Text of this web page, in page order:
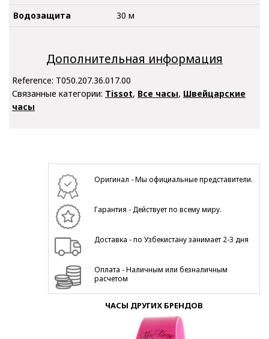
Водозащита
30 м
Дополнительная информация
Reference: T050.207.36.017.00
Связанные категории: Tissot, Все часы, Швейцарские
часы
Оригинал - Мы официальные представители.
Гарантия - Действует по всему миру.
Доставка - по Узбекистану занимает 2-3 дня
Оплата - Наличным или безналичным
расчетом
ЧАСЫ ДРУГИХ БРЕНДОВ